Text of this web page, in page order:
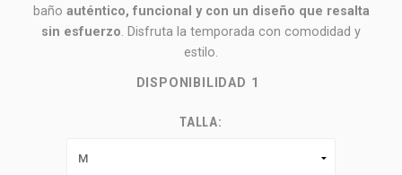
baño auténtico, funcional y con un diseño que resalta
sin esfuerzo. Disfruta la temporada con comodidad y
estilo.
DISPONIBILIDAD 1
TALLA: